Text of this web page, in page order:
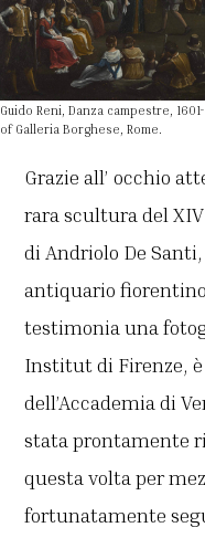
Guido Reni, Danza campestre,
of Galleria Borghese, Rome.
Grazie all’ occhio
rara scultura del
di Andriolo De
antiquario
testimonia una
Institut di Firenze, è
dell’Accademia di
stata prontamente
questa volta per
fortunatamente